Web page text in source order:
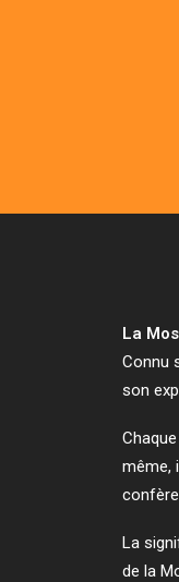
Connu
son
même,
confère
La
de la